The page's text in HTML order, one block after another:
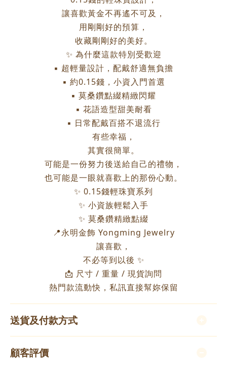
讓喜歡黃金不再遙不可及，
用剛剛好的預算，
收藏剛剛好的美好。
✨ 為什麼這款特別受歡迎
▪ 超輕量設計，配戴舒適無負擔
▪ 約0.15錢，小資入門首選
▪ 莫桑鑽點綴精緻閃耀
▪ 花語造型甜美耐看
▪ 日常配戴百搭不退流行
有些幸福，
其實很簡單。
可能是一份努力後送給自己的禮物，
也可能是一眼就喜歡上的那份心動。
✨ 0.15錢輕珠寶系列
✨ 小資族輕鬆入手
✨ 莫桑鑽精緻點綴
📍永明金飾 Yongming Jewelry
讓喜歡，
不必等到以後 ✨
📩 尺寸 / 重量 / 現貨詢問
熱門款流動快，私訊直接幫妳保留
送貨及付款方式
顧客評價